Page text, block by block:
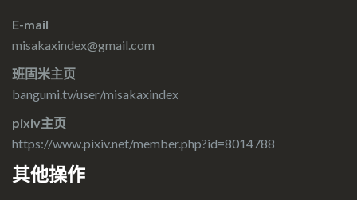
E-mail
misakaxindex@gmail.com
班固米主页
bangumi.tv/user/misakaxindex
pixiv主页
https://www.pixiv.net/member.php?id=8014788
其他操作